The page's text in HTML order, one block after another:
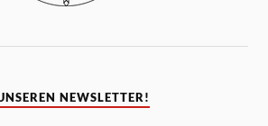
NEWSLETTER!